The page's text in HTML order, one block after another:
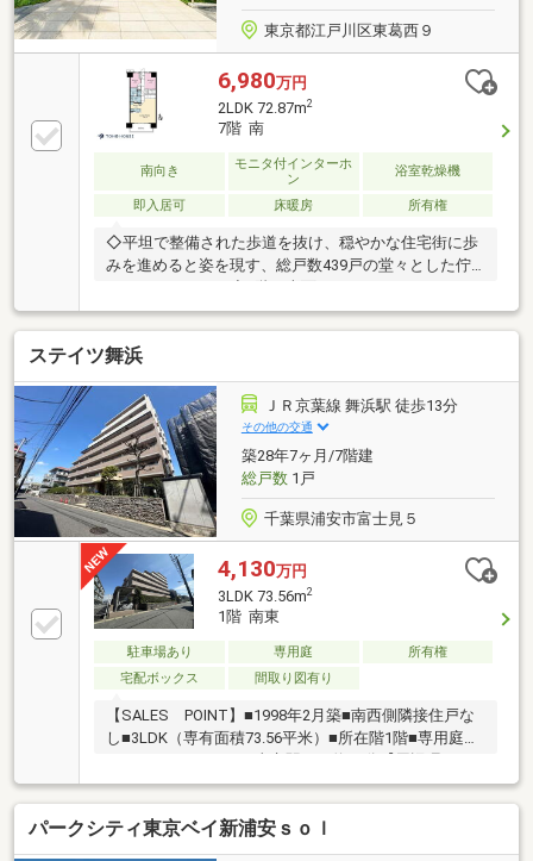
東京都江戸川区東葛西９
6,980万円
2LDK 72.87m2
7階 南
南向き
モニタ付インターホ
ン
浴室乾燥機
即入居可 床暖房 所有権
◇平坦で整備された歩道を抜け、穏やかな住宅街に歩
みを進めると姿を現す、総戸数439戸の堂々とした佇
まいのレジデンス◆7階の南面バルコニーからたっぷ
りと注ぎ込む陽光が20畳を超える広々としたリビング
の隅々にまで温もりを届けてくれます◇駅からの少し
の距離は街の喧騒から離れ、空の広がりや風の匂いを
感じながら自分のペースで歩くための穏やかな時間◆
徒歩6分圏内に大型ショッピングセンターやホームセ
ンターが揃い、休日のまとめ買いからちょっとしたお
出かけまで、すべてが身近で完結する心地よさ
ステイツ舞浜
ＪＲ京葉線 舞浜駅 徒歩13分
その他の交通
築28年7ヶ月/7階建
総戸数1戸
千葉県浦安市富士見５
4,130万円
3LDK 73.56m2
1階 南東
駐車場あり 専用庭
所有権
宅配ボックス
間取り図有り
【SALES POINT】■1998年2月築■南西側隣接住戸な
し■3LDK（専有面積73.56平米）■所在階1階■専用庭あ
境】・浦安市立舞浜小学校（徒歩約4分）・浦安市立
堀江中学校（徒歩約15分）・吹上幼稚園（徒歩約6
分）・アスク舞浜保育園（徒歩約4分）・舞浜公園
（徒歩約5分）・ローソン舞浜店（徒歩約8分）・ドラ
パークシティ東京ベイ新浦安ｓｏｌ